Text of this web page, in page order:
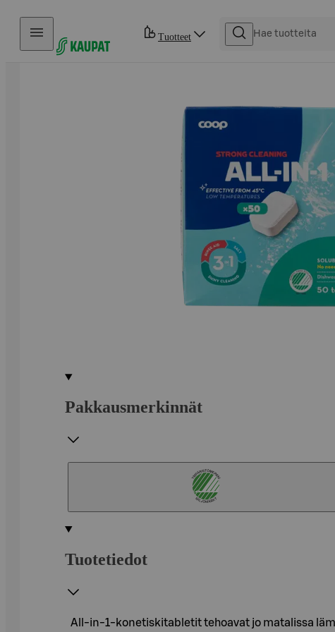
Hyppää sisältöön
Tuotteet
Pakkausmerkinnät
Tuotetiedot
All-in-1-konetiskitabletit tehoavat jo matalissa